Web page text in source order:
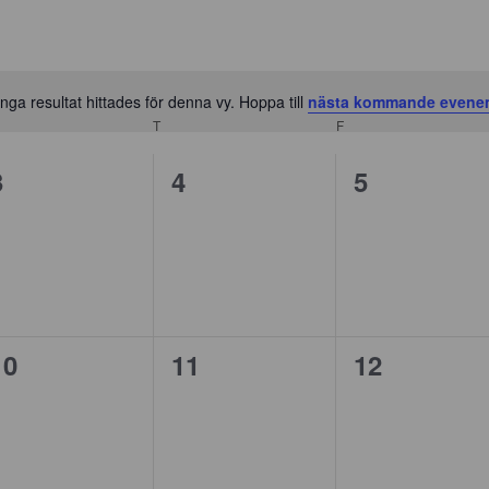
Notis
resultat hittades för denna vy. Hoppa till nästa kommande
T FFREDAG
0
4
0
5
0
11
0
12